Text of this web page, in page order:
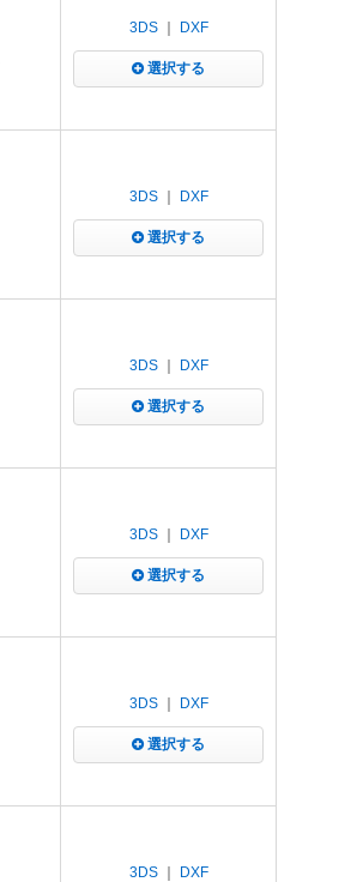
3DS｜ DXF
選択する
3DS｜ DXF
選択する
3DS｜ DXF
選択する
3DS｜ DXF
選択する
3DS｜ DXF
選択する
3DS｜ DXF